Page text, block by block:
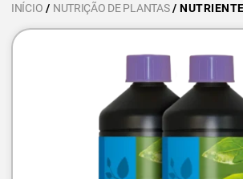
INÍCIO / NUTRIÇÃO DE PLANTAS/